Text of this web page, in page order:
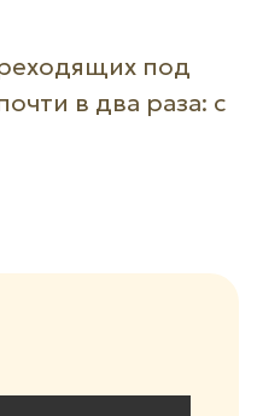
под
в два раза: с